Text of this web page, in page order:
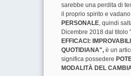
sarebbe una perdita di
il proprio spirito e
PERSONALE, quindi
Dicembre 2018 dal titolo "
EFFICACI:
QUOTIDIANA", è un
significa possedere
MODALITÀ DEL